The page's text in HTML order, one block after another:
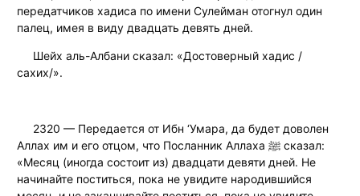
передатчиков хадиса по имени Сулейман отогнул один
палец, имея в виду двадцать девять дней.
Шейх аль-Албани сказал: «Достоверный хадис /
сахих/».
2320 — Передается от Ибн ‘Умара, да будет доволен
Аллах им и его отцом, что Посланник Аллаха ﷺ сказал:
«Месяц (иногда состоит из) двадцати девяти дней. Не
начинайте поститься, пока не увидите народившийся